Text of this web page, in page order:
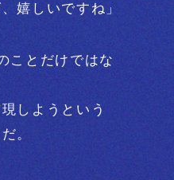
嬉しいですね」
ことだけではな
しようという
。